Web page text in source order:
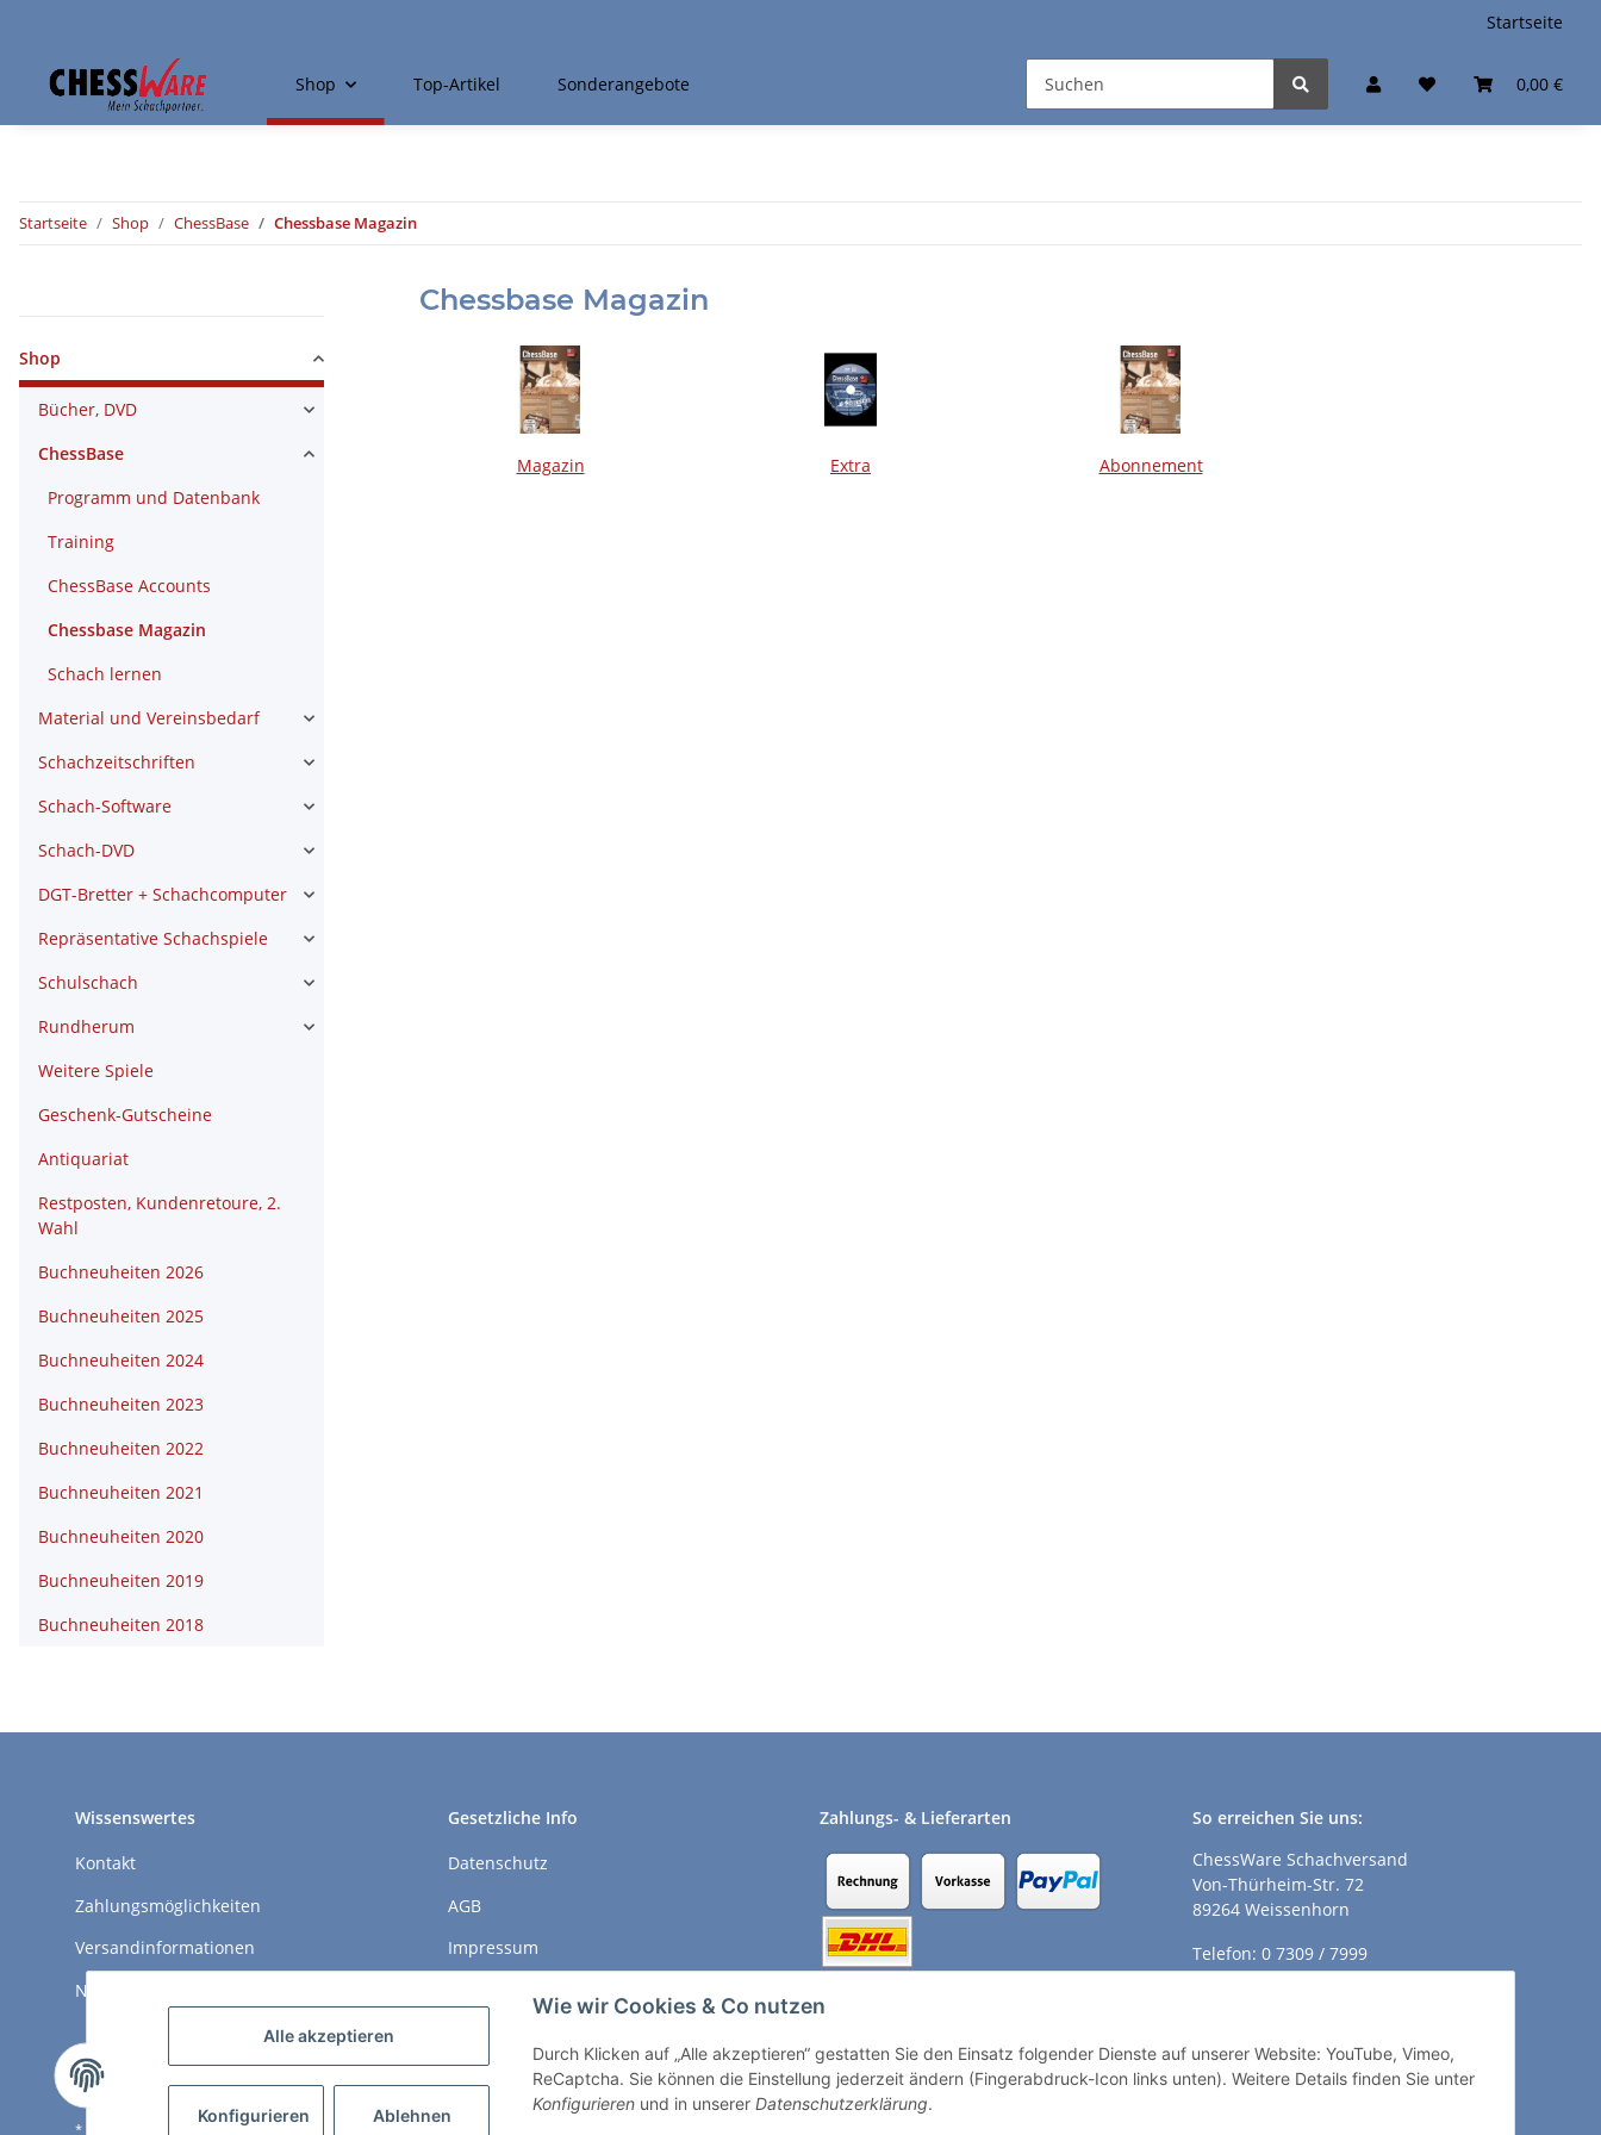
Alle akzeptieren
Konfigurieren Ablehnen
Wie wir Cookies & Co nutzen
Durch Klicken auf „Alle akzeptieren“ gestatten Sie den Einsatz folgender Dienste auf unserer Website: YouTube, Vimeo,
ReCaptcha. Sie können die Einstellung jederzeit ändern (Fingerabdruck-Icon links unten). Weitere Details finden Sie unter
Konfigurieren und in unserer Datenschutzerklärung.
Startseite
0,00 €
Shop Top-Artikel Sonderangebote
Startseite Shop ChessBase Chessbase Magazin
Chessbase Magazin
Magazin Extra Abonnement
Shop
Bücher, DVD
ChessBase
Programm und Datenbank
Training
ChessBase Accounts
Chessbase Magazin
Schach lernen
Material und Vereinsbedarf
Schachzeitschriften
Schach-Software
Schach-DVD
DGT-Bretter + Schachcomputer
Repräsentative Schachspiele
Schulschach
Rundherum
Weitere Spiele
Geschenk-Gutscheine
Antiquariat
Restposten, Kundenretoure, 2.
Wahl
Buchneuheiten 2026
Buchneuheiten 2025
Buchneuheiten 2024
Buchneuheiten 2023
Buchneuheiten 2022
Buchneuheiten 2021
Buchneuheiten 2020
Buchneuheiten 2019
Buchneuheiten 2018
Wissenswertes
Kontakt
Zahlungsmöglichkeiten
Versandinformationen
Newsletter
Gesetzliche Info
Datenschutz
AGB
Impressum
Vertrag widerrufen
Zahlungs- & Lieferarten
So erreichen Sie uns:
ChessWare Schachversand
Von-Thürheim-Str. 72
89264 Weissenhorn
Telefon: 0 7309 / 7999
* Alle Preise inkl. gesetzlicher USt., zzgl.